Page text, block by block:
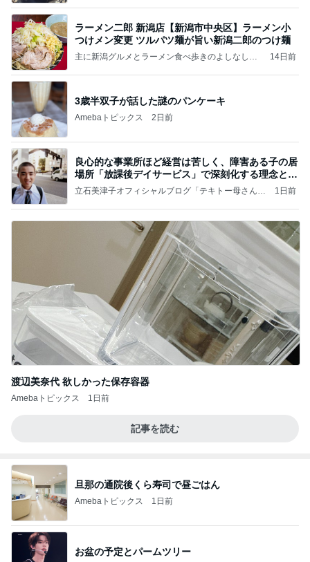
ラーメン二郎 新潟店【新潟市中央区】ラーメン小
つけメン変更 ツルパツ麺が旨い新潟二郎のつけ麺
主に新潟グルメとラーメン食べ歩きのよしなしご
14日前
3歳半双子が話した謎のパンケーキ
Amebaトピックス 2日前
良心的な事業所ほど経営は苦しく、障害ある子の居
場所「放課後デイサービス」で深刻化する理念と現
実の
立石美津子オフィシャルブログ「テキトー母さんの
1日前
渡辺美奈代 欲しかった保存容器
Amebaトピックス 1日前
記事を読む
旦那の通院後くら寿司で昼ごはん
Amebaトピックス 1日前
お盆の予定とパームツリー